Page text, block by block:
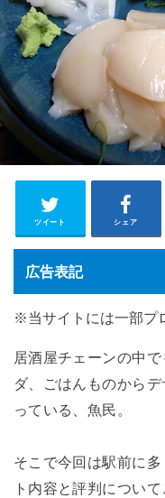
ツイート シェア
広告表記
※当サイトには一部プ
居酒屋チェーンの中
ダ、ごはんものから
っている、魚民。
そこで今回は駅前に
ト内容と評判につい